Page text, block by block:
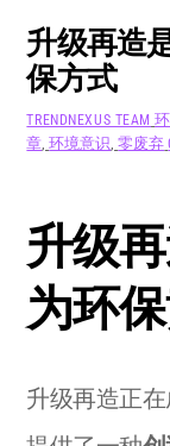
升级再造
保方式
TRENDNEXUS TEAM
章,环境意识,零废弃
升级
为环
升级再造正